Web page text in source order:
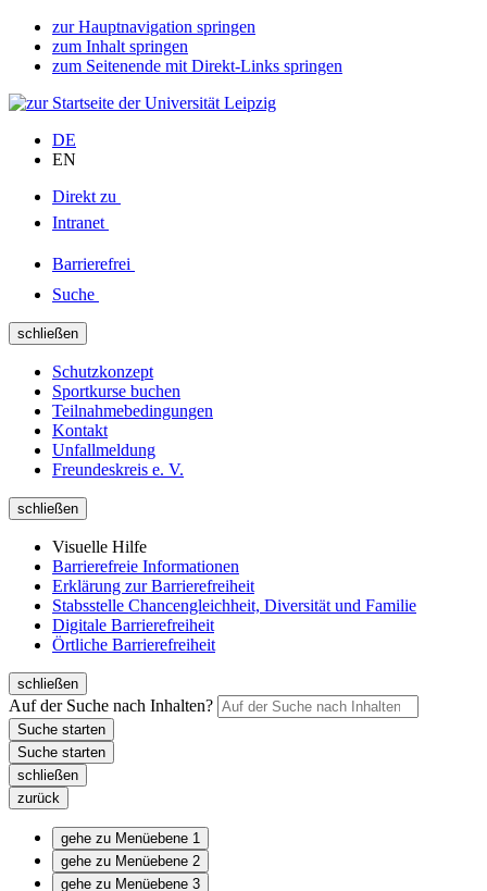
zur Hauptnavigation springen
zum Inhalt springen
zum Seitenende mit Direkt-Links springen
DE
EN
Direkt zu
Intranet
Barrierefrei
Suche
schließen
Schutzkonzept
Sportkurse buchen
Teilnahmebedingungen
Kontakt
Unfallmeldung
Freundeskreis e. V.
schließen
Visuelle Hilfe
Barrierefreie Informationen
Erklärung zur Barrierefreiheit
Stabsstelle Chancengleichheit, Diversität und Familie
Digitale Barrierefreiheit
Örtliche Barrierefreiheit
schließen
Auf der Suche nach Inhalten?
schließen
zurück
gehe zu Menüebene 1
gehe zu Menüebene 2
gehe zu Menüebene 3